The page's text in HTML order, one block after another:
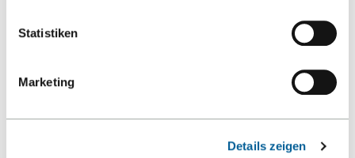
Statistiken
Marketing
Details zeigen
Alteburgstraße 150